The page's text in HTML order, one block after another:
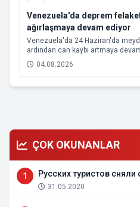
Venezuela'da deprem
ağırlaşmaya devam ediyor
Venezuela'da 24 Haziran'da
ardından can kaybı artmaya
04.08.2026
ÇOK OKUNANLAR
1 Русских туристов
31.05.2020